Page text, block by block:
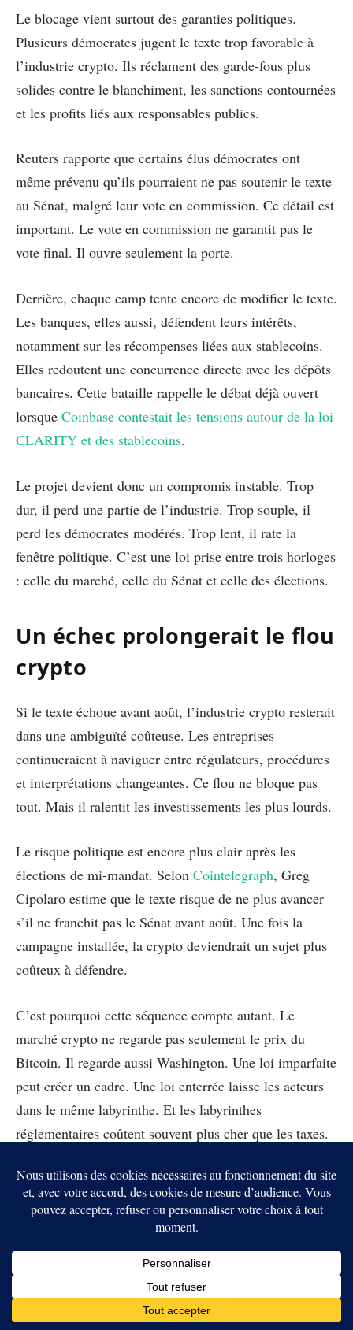
Le blocage vient surtout des garanties politiques.
Plusieurs démocrates jugent le texte trop favorable à
l’industrie crypto. Ils réclament des garde-fous plus
solides contre le blanchiment, les sanctions contournées
et les profits liés aux responsables publics.
Reuters rapporte que certains élus démocrates ont
même prévenu qu’ils pourraient ne pas soutenir le texte
au Sénat, malgré leur vote en commission. Ce détail est
important. Le vote en commission ne garantit pas le
vote final. Il ouvre seulement la porte.
Derrière, chaque camp tente encore de modifier le texte.
Les banques, elles aussi, défendent leurs intérêts,
notamment sur les récompenses liées aux stablecoins.
Elles redoutent une concurrence directe avec les dépôts
bancaires. Cette bataille rappelle le débat déjà ouvert
lorsque Coinbase contestait les tensions autour de la loi
CLARITY et des stablecoins.
Le projet devient donc un compromis instable. Trop
dur, il perd une partie de l’industrie. Trop souple, il
perd les démocrates modérés. Trop lent, il rate la
fenêtre politique. C’est une loi prise entre trois horloges
: celle du marché, celle du Sénat et celle des élections.
Un échec prolongerait le flou
crypto
Si le texte échoue avant août, l’industrie crypto resterait
dans une ambiguïté coûteuse. Les entreprises
continueraient à naviguer entre régulateurs, procédures
et interprétations changeantes. Ce flou ne bloque pas
tout. Mais il ralentit les investissements les plus lourds.
Le risque politique est encore plus clair après les
élections de mi-mandat. Selon Cointelegraph, Greg
Cipolaro estime que le texte risque de ne plus avancer
s’il ne franchit pas le Sénat avant août. Une fois la
campagne installée, la crypto deviendrait un sujet plus
coûteux à défendre.
C’est pourquoi cette séquence compte autant. Le
marché crypto ne regarde pas seulement le prix du
Bitcoin. Il regarde aussi Washington. Une loi imparfaite
peut créer un cadre. Une loi enterrée laisse les acteurs
dans le même labyrinthe. Et les labyrinthes
réglementaires coûtent souvent plus cher que les taxes.
Ce débat dépasse même les États-Unis. La question de
l’équilibre entre innovation, contrôle et souveraineté
traverse aussi les marchés émergents, comme on le voit
avecle Rwanda qui choisit désormais un cadre légal